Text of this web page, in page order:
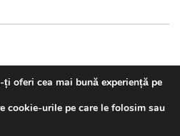
Media. All rights reserved
HOME
oferi cea mai bună experiență pe
cookie-urile pe care le folosim sau